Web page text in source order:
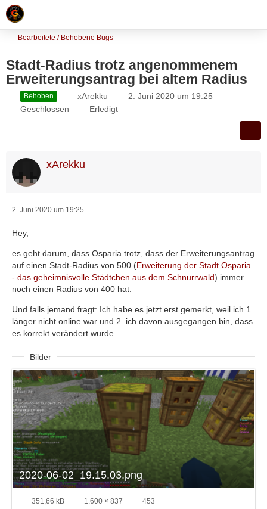
Bearbeitete / Behobene Bugs
Stadt-Radius trotz angenommenem
Erweiterungsantrag bei altem Radius
Behoben xArekku
2. Juni 2020 um 19:25
Geschlossen
Erledigt
xArekku
2. Juni 2020 um 19:25
Hey,
es geht darum, dass Osparia trotz, dass der Erweiterungsantrag
auf einen Stadt-Radius von 500 (Erweiterung der Stadt Osparia
- das geheimnisvolle Städtchen aus dem Schnurrwald) immer
noch einen Radius von 400 hat.
Und falls jemand fragt: Ich habe es jetzt erst gemerkt, weil ich 1.
länger nicht online war und 2. ich davon ausgegangen bin, dass
es korrekt verändert wurde.
Bilder
2020-06-02_19.15.03.png
351,66 kB 1.600 × 837 453